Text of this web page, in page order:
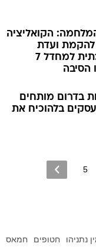
הקואליציה
ועדת
חקירה ממלכתית למחדל 7
הסיבה
בדרום מותחים
בלהוכיח את
5
נתניהו חטופים
חמאס